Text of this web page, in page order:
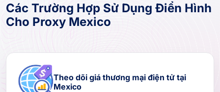
Các Trường Hợp Sử Dụng Điển Hình
Cho Proxy Mexico
Theo dõi giá thương mại điện tử tại
Mexico